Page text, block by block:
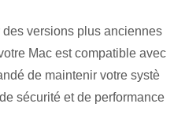
versions plus anciennes
Mac est compatible avec
de maintenir votre systè
sécurité et de performance